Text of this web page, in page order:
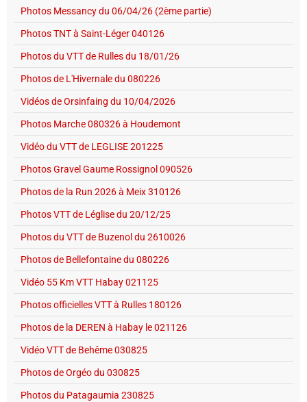
Photos Messancy du 06/04/26 (2ème partie)
Photos TNT à Saint-Léger 040126
Photos du VTT de Rulles du 18/01/26
Photos de L'Hivernale du 080226
Vidéos de Orsinfaing du 10/04/2026
Photos Marche 080326 à Houdemont
Vidéo du VTT de LEGLISE 201225
Photos Gravel Gaume Rossignol 090526
Photos de la Run 2026 à Meix 310126
Photos VTT de Léglise du 20/12/25
Photos du VTT de Buzenol du 2610026
Photos de Bellefontaine du 080226
Vidéo 55 Km VTT Habay 021125
Photos officielles VTT à Rulles 180126
Photos de la DEREN à Habay le 021126
Vidéo VTT de Behême 030825
Photos de Orgéo du 030825
Photos du Patagaumia 230825